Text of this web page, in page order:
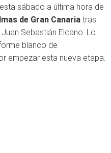
sábado a última hora de
de Gran Canaria tras
Sebastián Elcano. Lo
blanco de
empezar esta nueva etapa.